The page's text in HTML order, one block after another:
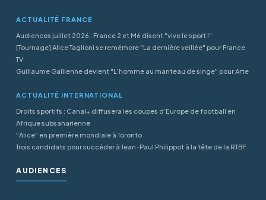
ACTUALITÉ FRANCE
Audiences juillet 2026 : France 2 et M6 disent "vive le sport !"
[Tournage] Alice Taglioni se remémore "La dernière veillée" pour France
TV
Guillaume Gallienne devient "L’homme au manteau de singe" pour Arte
ACTUALITÉ INTERNATIONAL
Droits sportifs : Canal+ diffusera les coupes d’Europe de football en
Afrique subsaharienne
"Alice" en première mondiale à Toronto
Trois candidats pour succéder à Jean-Paul Philippot à la tête de la RTBF
AUDIENCES